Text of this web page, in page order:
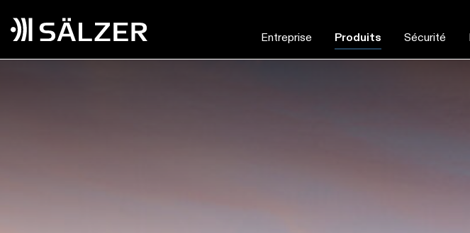
Skip to main content
Entreprise Produits Sécurité